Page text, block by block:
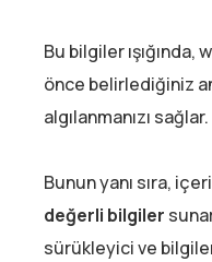
Bu bilgiler
önce belirlediğiniz
algılanmanızı sağlar.
Bunun yanı sıra,
değerli bilgiler
sürükleyici ve